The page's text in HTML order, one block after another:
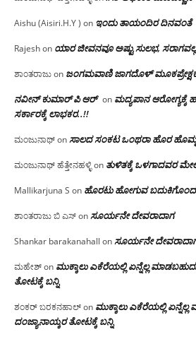
Aishu (Aisiri.H.Y ) on ಇಂದು ತಾಯಂದಿರ ದಿನವಂತೆ
Rajeshon ಯಾರ ಜೀವನವೂ ಅಷ್ಟು ಸುಲಭ, ಸರಾಗವಲ್ಲ
ಶಾಂತರಾಜುon ಜಂಗಮವಾಣಿ ಜಾಗದೊಳ್
ನವೀನ್ ಕುಮಾರ್ ಪಿ ಆರ್ on ಮದ್ಯಪಾನ ಆರೋಗ್ಯಕ್ಕೆ
ಸರ್ಕಾರಕ್ಕೆ ಲಾಭಕರ..!!
ಮಂಜುನಾಥ್onಸಾಲದ ಸಂಕಟ ಒಂಥರಾ ಹೊರ
ಮಂಜುನಾಥ್ ಹೆತ್ತೇನಹಳ್ಳಿon ತುಳಿತಕ್ಕೆ ಒಳಗಾದವರ
Mallikarjuna S on ಹೊರಟು ಹೋಗುವ
ಶಾಂತರಾಜು ಬಿ ಎಸ್onಸೂರ್ಯನೇ ದೇವರಾದಾಗ
Shankar barakanahall onಸೂರ್ಯನೇ
ಮಹೇಶ್on ಮುಕ್ಕಾಲು ಎಕೆರೆಯಲ್ಲಿ ಏನ್ನೆಲ್ಲ‌
ತೋಟಕ್ಕೆ ಬನ್ನಿ
ಶಂಕರ್ ಬರಕನಹಾಲ್on ಮುಕ್ಕಾಲು ಎಕೆರೆಯಲ್ಲಿ
ದಂಜ್ಯಾನಾಯ್ಕರ ತೋಟಕ್ಕೆ ಬನ್ನಿ